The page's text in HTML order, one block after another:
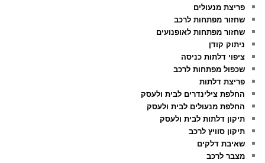
פריצת מנעולים
שחזור מפתחות לרכב
שחזור מפתחות לאופנועים
ניתוק קודן
ציפוי דלתות כניסה
שכפול מפתחות לרכב
פריצת דלתות
החלפת צילינדרים לבית ולעסק
החלפת מנעולים לבית ולעסק
תיקון דלתות לבית ולעסק
תיקון סוויץ לרכב
שאיבת דלקים
מצבר לרכב